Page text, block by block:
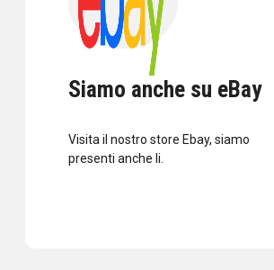
Siamo anche su eBay
Visita il nostro store Ebay, siamo
presenti anche li.